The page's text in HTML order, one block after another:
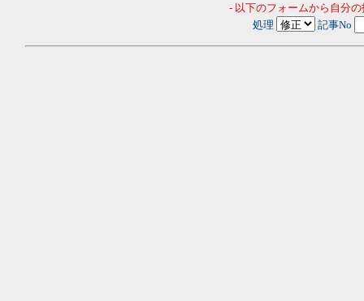
- 以下のフォームから自分
処理
記事No